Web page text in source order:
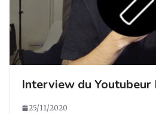
Interview du
25/11/2020